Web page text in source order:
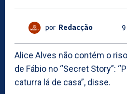
por Redacção
Alice Alves não contém o
de Fábio no “Secret Story”:
caturra lá de casa”, disse.